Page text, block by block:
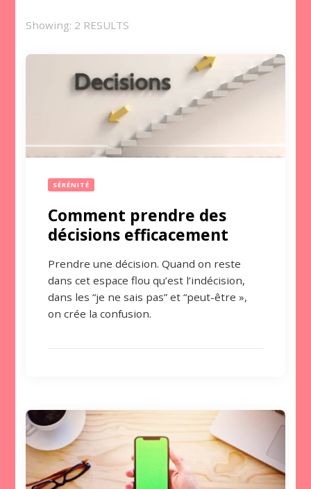
Showing: 2 RESULTS
SÉRÉNITÉ
Comment prendre des
décisions efficacement
Prendre une décision. Quand on reste
dans cet espace flou qu’est l’indécision,
dans les “je ne sais pas” et “peut-être »,
on crée la confusion.